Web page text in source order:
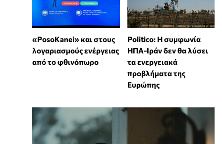
«PosoKanei» και στους
λογαριασμούς ενέργειας
από το φθινόπωρο
Politico: Η συμφωνία
ΗΠΑ-Ιράν δεν θα λύσει
τα ενεργειακά
προβλήματα της
Ευρώπης